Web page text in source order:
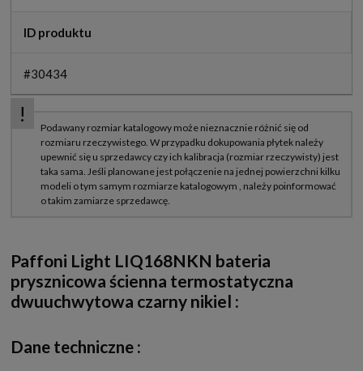
ID produktu
#30434
Paffoni Light LIQ168NKN bateria
prysznicowa ścienna termostatyczna
dwuuchwytowa czarny nikiel :
Dane techniczne :